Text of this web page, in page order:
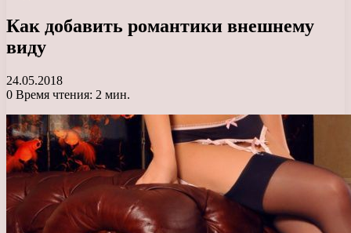
Как добавить романтики внешнему
виду
24.05.2018
0 Время чтения: 2 мин.